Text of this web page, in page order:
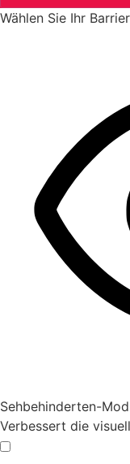
Wählen Sie Ihr
Sehbehinderten-
Verbessert die